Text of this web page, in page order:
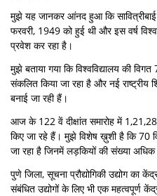
मुझे यह जानकर आंनद हुआ क‍ि सावित्रीबाई
फरवरी, 1949 को हुई थी और इस वर्ष
प्रवेश कर रहा है।
मुझे बताया गया कि विश्वविद्यालय की विगत
संकलित किया जा रहा है और नई राष्ट्रीय
बनाई जा रही हैं।
आज के 122 वें दीक्षांत समारोह में
किए जा रहे हैं। मुझे विशेष ख़ुशी है कि 70
जा रहा है जिनमें लड़कियों की संख्या
पुणे जिला, सूचना प्रौद्योगिकी उद्योग का
संबंधित उद्योगों के लिए भी एक महत्वपूर्ण